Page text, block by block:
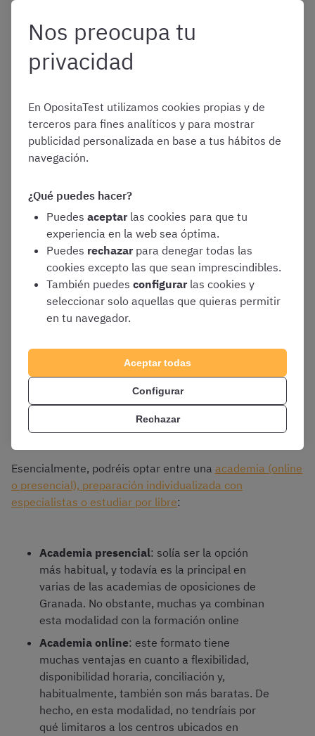
Cuerpos Informáticos
¿Queréis ofrecer los productos OpositaTest a
vuestro alumnado?
¡QUIERO OPOSITATEST EN MI ACADEMIA!
Estudiar oposiciones en
Granada: ¿qué opciones
tengo y cuál es la mejor?
En principio, antes de elegir una academia específica
para preparar oposiciones en Granada, deberíais decidir
modalidad de enseñanza
con vuestra situación particular.
Esencialmente, podréis optar entre una academia (online
o presencial), preparación individualizada con
especialistas o estudiar por libre:
Academia presencial: solía ser la opción
más habitual, y todavía es la principal en
varias de las academias de oposiciones de
Granada. No obstante, muchas ya combinan
esta modalidad con la formación online
Academia online: este formato tiene
muchas ventajas en cuanto a flexibilidad,
disponibilidad horaria, conciliación y,
habitualmente, también son más baratas. De
hecho, en esta modalidad, no tendríais por
qué limitaros a los centros ubicados en
Nos preocupa tu
privacidad
En OpositaTest utilizamos cookies propias y de
terceros para fines analíticos y para mostrar
publicidad personalizada en base a tus hábitos de
navegación.
¿Qué puedes hacer?
Puedes aceptar las cookies para que tu
experiencia en la web sea óptima.
Puedes rechazar para denegar todas las
cookies excepto las que sean imprescindibles.
También puedes configurar las cookies y
seleccionar solo aquellas que quieras permitir
en tu navegador.
Aceptar todas
Configurar
Rechazar